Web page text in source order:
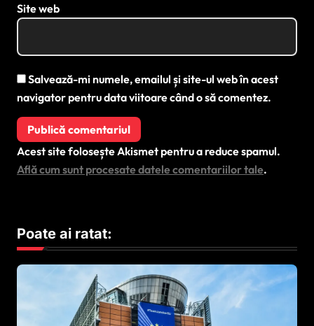
Site web
Salvează-mi numele, emailul și site-ul web în acest
navigator pentru data viitoare când o să comentez.
Acest site folosește Akismet pentru a reduce spamul.
Află cum sunt procesate datele comentariilor tale.
Poate ai ratat: